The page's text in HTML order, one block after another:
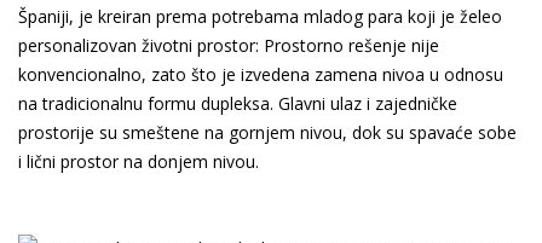
Španiji, je kreiran prema potrebama mladog para koji je želeo
personalizovan životni prostor: Prostorno rešenje nije
konvencionalno, zato što je izvedena zamena nivoa u odnosu
na tradicionalnu formu dupleksa. Glavni ulaz i zajedničke
prostorije su smeštene na gornjem nivou, dok su spavaće sobe
i lični prostor na donjem nivou.